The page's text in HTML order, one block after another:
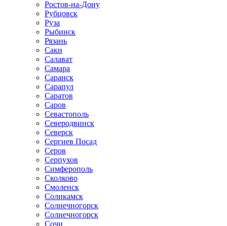
Ростов-на-Дону
Рубцовск
Руза
Рыбинск
Рязань
Саки
Салават
Самара
Саранск
Сарапул
Саратов
Саров
Севастополь
Северодвинск
Северск
Сергиев Посад
Серов
Серпухов
Симферополь
Сколково
Смоленск
Соликамск
Солнечногорск
Солнечногорск
Сочи